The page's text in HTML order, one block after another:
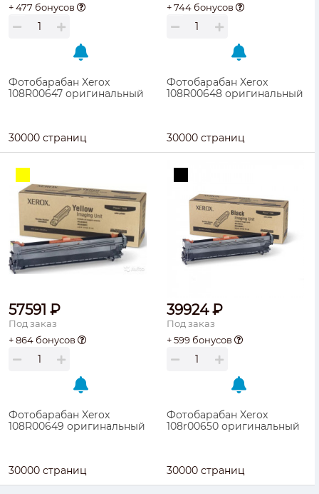
+ 477 бонусов
Фотобарабан Xerox
108R00647 оригинальный
30000 страниц
+ 744 бонусов
Фотобарабан Xerox
108R00648 оригинальный
30000 страниц
57591 ₽
Под заказ
+ 864 бонусов
Фотобарабан Xerox
108R00649 оригинальный
30000 страниц
39924 ₽
Под заказ
+ 599 бонусов
Фотобарабан Xerox
108r00650 оригинальный
30000 страниц